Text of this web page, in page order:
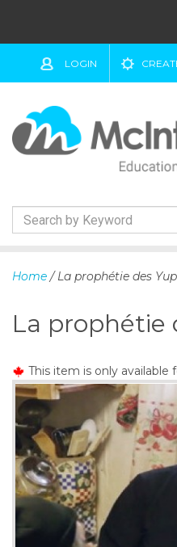
LOGIN
k
o
n
e
t
Home / La prophétie des
La prophétie
This item is only available